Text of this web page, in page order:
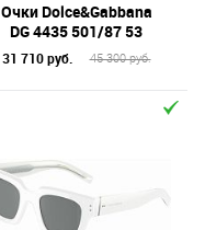
Очки Dolce&Gabbana
DG 4435 501/87 53
31 710 руб. 45 300 руб.